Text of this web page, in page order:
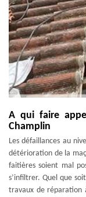
A qui faire
Champlin
Les défaillances au
détérioration de la
faitières soient mal
s’infiltrer. Quel que
travaux de réparation